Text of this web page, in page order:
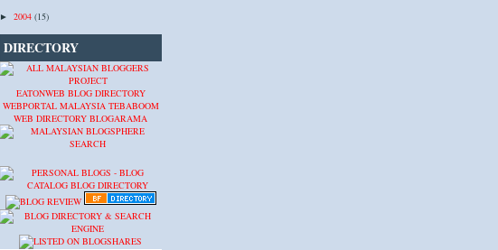
► 2004 (15)
DIRECTORY
EATONWEB BLOG DIRECTORY
WEBPORTAL MALAYSIA TEBABOOM
WEB DIRECTORY BLOGARAMA